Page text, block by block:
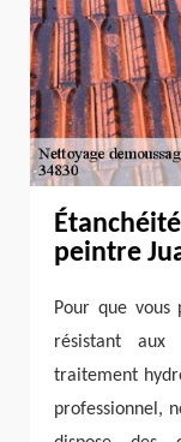
peintre
Pour que
résistant
traitement
professionnel,